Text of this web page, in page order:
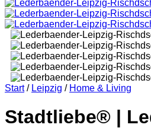
Start / Leipzig / Home & Living
Stadtliebe® |